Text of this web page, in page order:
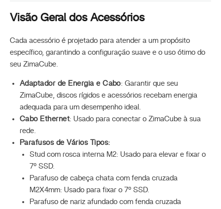
Visão Geral dos Acessórios
Cada acessório é projetado para atender a um propósito
específico, garantindo a configuração suave e o uso ótimo do
seu ZimaCube.
Adaptador de Energia e Cabo: Garantir que seu
ZimaCube, discos rígidos e acessórios recebam energia
adequada para um desempenho ideal.
Cabo Ethernet: Usado para conectar o ZimaCube à sua
rede.
Parafusos de Vários Tipos:
Stud com rosca interna M2: Usado para elevar e fixar o
7º SSD.
Parafuso de cabeça chata com fenda cruzada
M2X4mm: Usado para fixar o 7º SSD.
Parafuso de nariz afundado com fenda cruzada